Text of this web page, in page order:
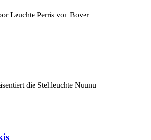
Leuchte Perris von Bover
die Stehleuchte Nuunu